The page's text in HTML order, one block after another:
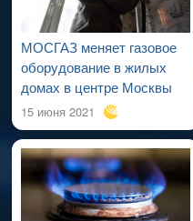
МОСГАЗ меняет газовое
оборудование в жилых
домах в центре Москвы
15 июня 2021